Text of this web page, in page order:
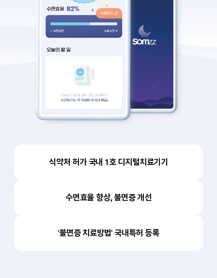
식약처 허가 국내 1호 디지털치료기기
수면효율 향상, 불면증 개선
'불면증 치료방법' 국내특허 등록